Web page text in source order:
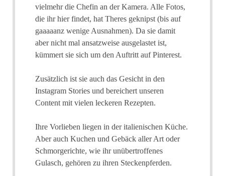
vielmehr die Chefin an der Kamera. Alle Fotos,
die ihr hier findet, hat Theres geknipst (bis auf
gaaaaanz wenige Ausnahmen). Da sie damit
aber nicht mal ansatzweise ausgelastet ist,
kümmert sie sich um den Auftritt auf Pinterest.
Zusätzlich ist sie auch das Gesicht in den
Instagram Stories und bereichert unseren
Content mit vielen leckeren Rezepten.
Ihre Vorlieben liegen in der italienischen Küche.
Aber auch Kuchen und Gebäck aller Art oder
Schmorgerichte, wie ihr unübertroffenes
Gulasch, gehören zu ihren Steckenpferden.